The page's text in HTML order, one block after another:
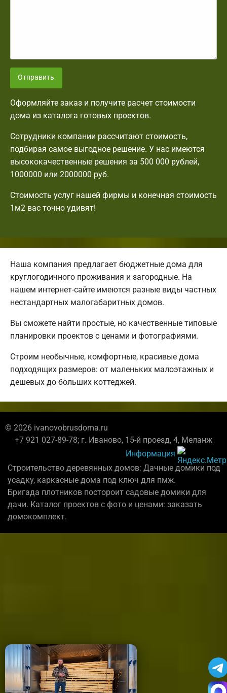
Отправить
Оформляйте заказ и получите расчет стоимости
дома из каталога готовых проектов.
Сотрудники компании рассчитают стоимость,
подбирая самое выгодное решение. У нас имеются
высококачественные решения за 500 000 рублей,
1000000 или 2000000 руб.
Стоимость услуг нашей фирмы и конечная стоимость
1м2 вас точно удивят!
Наша компания предлагает бюджетные дома для
круглогодичного проживания и загородные. На
нашем интернет-сайте имеются разные виды частных
нестандартных малогабаритных домов.
Вы сможете найти простые, но качественные типовые
планировки проектов с ценами и фотографиями.
Строим необычные, комфортные, красивые дома
подходящих размеров: от маленьких малоэтажных и
дешевых до больших коттеджей.
© 2026 ivanovobrusdoma.ru
+7 921 027-89-78; г. Иваново, 15-й проезд, 4, Меланж
Информация
Строительство деревянных домов: Дачные домики под
усадку, каркасные дома под ключ для пмж.
Бригада плотников постороит садовые домики для
дачи. Каталог проектов с фото и ценами: заказать
домокомплект.